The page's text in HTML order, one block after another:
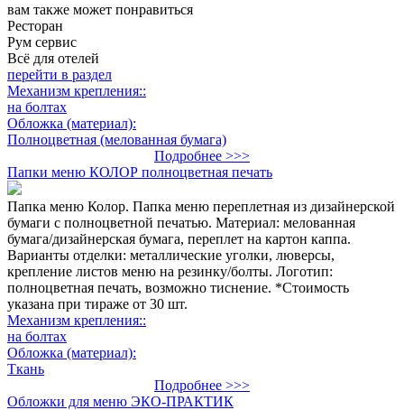
вам также может понравиться
Ресторан
Рум сервис
Всё для отелей
перейти в раздел
Механизм крепления::
на болтах
Обложка (материал):
Полноцветная (мелованная бумага)
Подробнее >>>
Папки меню КОЛОР полноцветная печать
Папка меню Колор. Папка меню переплетная из дизайнерской
бумаги с полноцветной печатью. Материал: мелованная
бумага/дизайнерская бумага, переплет на картон каппа.
Варианты отделки: металлические уголки, люверсы,
крепление листов меню на резинку/болты. Логотип:
полноцветная печать, возможно тиснение. *Стоимость
указана при тираже от 30 шт.
Механизм крепления::
на болтах
Обложка (материал):
Ткань
Подробнее >>>
Обложки для меню ЭКО-ПРАКТИК